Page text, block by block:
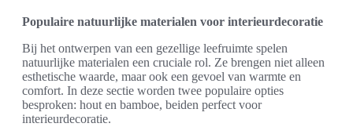
Populaire natuurlijke materialen voor interieurdecoratie
Bij het ontwerpen van een gezellige leefruimte spelen
natuurlijke materialen een cruciale rol. Ze brengen niet alleen
esthetische waarde, maar ook een gevoel van warmte en
comfort. In deze sectie worden twee populaire opties
besproken: hout en bamboe, beiden perfect voor
interieurdecoratie.